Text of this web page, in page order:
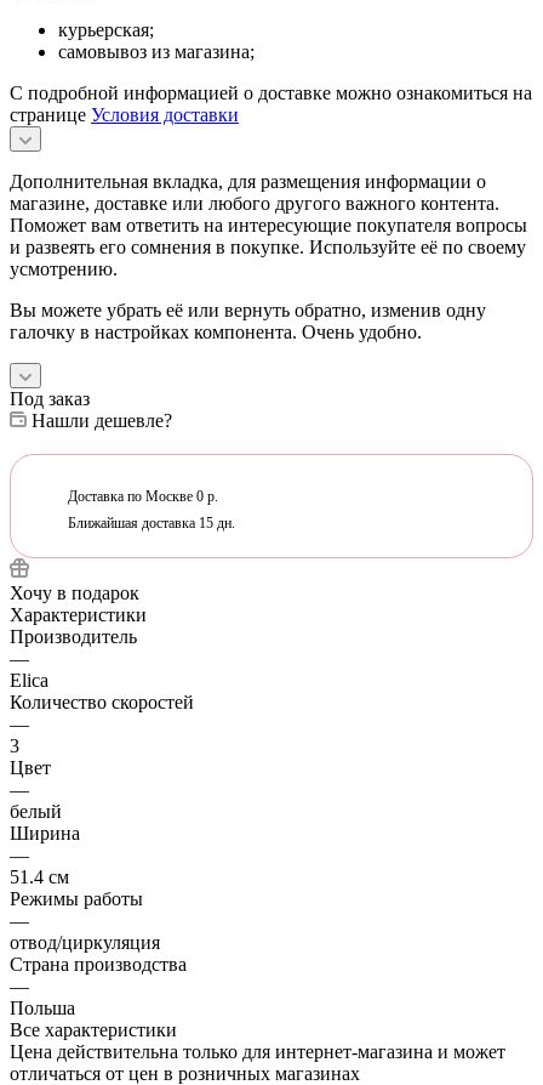
курьерская;
самовывоз из магазина;
С подробной информацией о доставке можно ознакомиться на
странице Условия доставки
Дополнительная вкладка, для размещения информации о
магазине, доставке или любого другого важного контента.
Поможет вам ответить на интересующие покупателя вопросы
и развеять его сомнения в покупке. Используйте её по своему
усмотрению.
Вы можете убрать её или вернуть обратно, изменив одну
галочку в настройках компонента. Очень удобно.
Под заказ
Нашли дешевле?
Доставка по Москве 0 р.
Ближайшая доставка 15 дн.
Хочу в подарок
Характеристики
Производитель
—
Elica
Количество скоростей
—
3
Цвет
—
белый
Ширина
—
51.4 см
Режимы работы
—
отвод/циркуляция
Страна производства
—
Польша
Все характеристики
Цена действительна только для интернет-магазина и может
отличаться от цен в розничных магазинах